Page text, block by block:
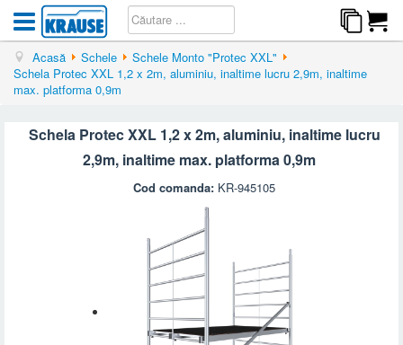
Acasă Schele
Schele Monto "Protec XXL"
Schela Protec XXL 1,2 x 2m, aluminiu, inaltime lucru 2,9m, inaltime
max. platforma 0,9m
Schela Protec XXL 1,2 x 2m, aluminiu, inaltime lucru
2,9m, inaltime max. platforma 0,9m
Cod comanda: KR-945105